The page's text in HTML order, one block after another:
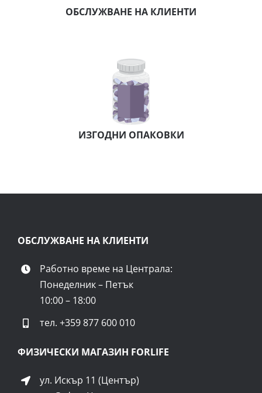
ОБСЛУЖВАНЕ НА КЛИЕНТИ
ИЗГОДНИ ОПАКОВКИ
ОБСЛУЖВАНЕ НА КЛИЕНТИ
Работно време на Централа:
Понеделник – Петък
10:00 – 18:00
тел.+359 877 600 010
ФИЗИЧЕСКИ МАГАЗИН FORLIFE
ул. Искър 11 (Център)